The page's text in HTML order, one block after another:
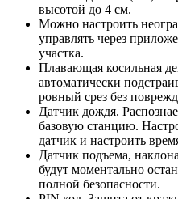
высотой до 4 см.
Можно настроить
управлять через
участка.
Плавающая косильная
автоматически
ровный срез без
Датчик дождя.
базовую станцию.
датчик и настроить
Датчик подъема,
будут моментально
полной безопасности.